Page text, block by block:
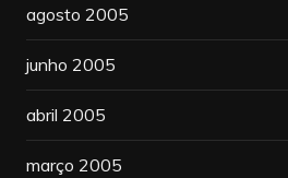
agosto 2005
junho 2005
abril 2005
março 2005